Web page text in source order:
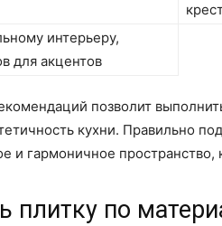
интерьеру,
для акцентов
позволит
кухни. Правильно
и гармоничное пространство,
плитку по